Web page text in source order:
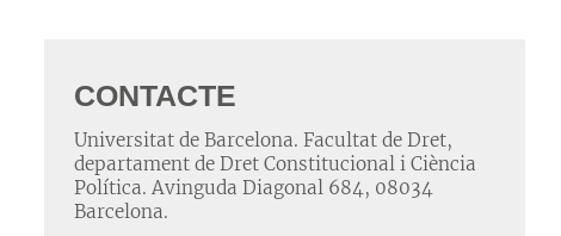
CONTACTE
Universitat de Barcelona. Facultat de Dret,
departament de Dret Constitucional i Ciència
Política. Avinguda Diagonal 684, 08034
Barcelona.